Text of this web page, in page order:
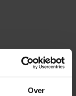
Over
goede